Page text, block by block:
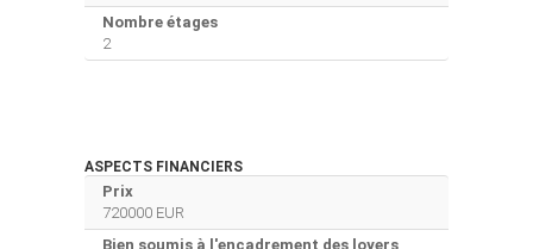
Nombre étages
2
ASPECTS FINANCIERS
Prix
720000 EUR
Bien soumis à l'encadrement des loyers